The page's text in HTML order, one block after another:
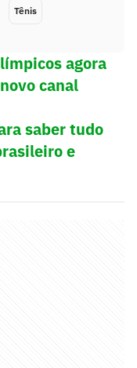
Tênis
agora
canal
saber tudo
e